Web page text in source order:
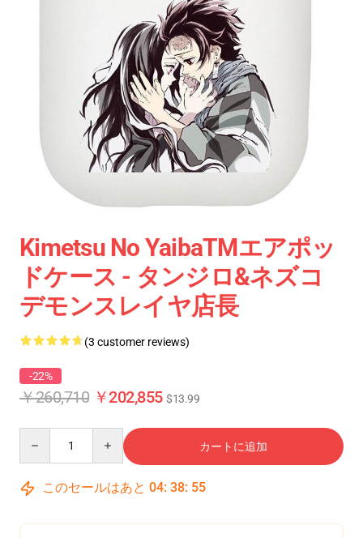
Kimetsu No YaibaTMエアポッ
ドケース - タンジロ&ネズコ
デモンスレイヤ店長
(3 customer reviews)
-22%
￥260,710 ￥202,855 $13.99
カートに追加
このセールはあと 04: 38: 55